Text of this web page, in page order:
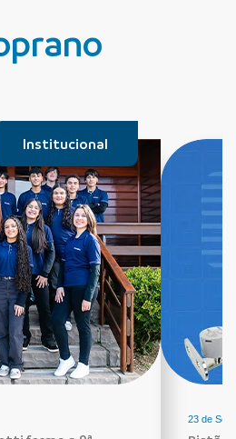
Institucional
23 de